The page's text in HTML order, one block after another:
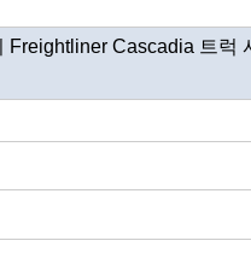
Cascadia 트럭